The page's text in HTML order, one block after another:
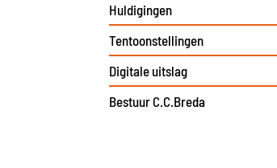
Huldigingen
Tentoonstellingen
Digitale uitslag
Bestuur C.C.Breda